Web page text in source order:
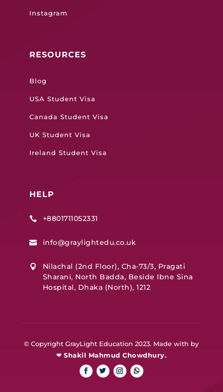
Instagram
RESOURCES
Blog
USA Student Visa
Canada Student Visa
UK Student Visa
Ireland Student Visa
HELP
 +8801711052331
 info@graylightedu.co.uk

Nilachal (2nd Floor), Cha-73/3, Pragati
Sharani, North Badda, Beside Ibne Sina
Hospital, Dhaka (North), 1212
© Copyright GrayLight Education 2023. Made with by
❤Shakil Mahmud Chowdhury.